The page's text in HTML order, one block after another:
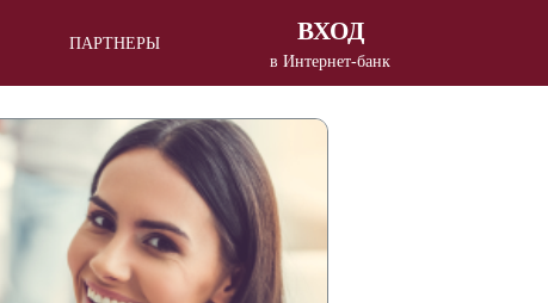
ПАРТНЕРЫ ВХОД
в Интернет-банк
корпоративных клиентов
Вход в Интернет - банкинг
частных клиентов